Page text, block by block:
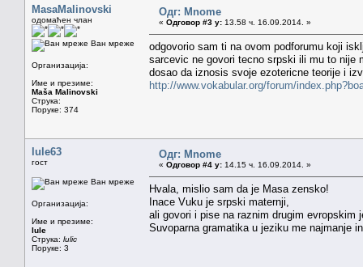
MasaMalinovski
одомаћен члан
Ван мреже
Организација:
Име и презиме:
Maša Malinovski
Струка:
Поруке: 374
Одг: Mnome
« Одговор #3 у: 13.58 ч. 16.09.2014. »
odgovorio sam ti na ovom podforumu koji
sarcevic ne govori tecno srpski ili mu to nije
dosao da iznosis svoje ezotericne teorije i
http://www.vokabular.org/forum/
lule63
гост
Ван мреже
Организација:
Име и презиме:
lule
Струка: lulic
Поруке: 3
Одг: Mnome
« Одговор #4 у: 14.15 ч. 16.09.2014. »
Hvala, mislio sam da je Masa zensko!
Inace Vuku je srpski maternji,
ali govori i pise na raznim drugim evropskim
Suvoparna gramatika u jeziku me najmanje